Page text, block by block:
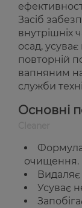
Засіб
внутрішніх
осад, усуває
повторній
вапняним
служби
Основні
очищення.
Усуває